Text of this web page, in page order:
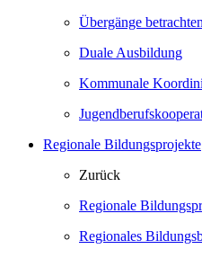
Übergänge
Duale Ausbildung
Kommunale
Regionale Bildungsprojekte
Zurück
Regionale
Regionales